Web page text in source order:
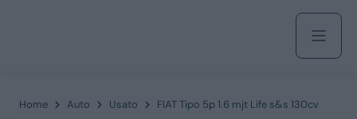
Acquista
Home Auto Usato
FIAT Tipo 5p 1.6 mjt Life s&s 130cv